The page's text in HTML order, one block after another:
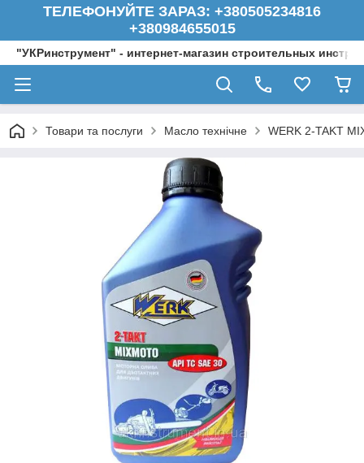
ТЕЛЕФОНУЙТЕ ЗАРАЗ: +380505234816
+380984655015
"УКРинструмент" - интернет-магазин строительных
Товари та послуги Масло технічне WERK 2-TAKT